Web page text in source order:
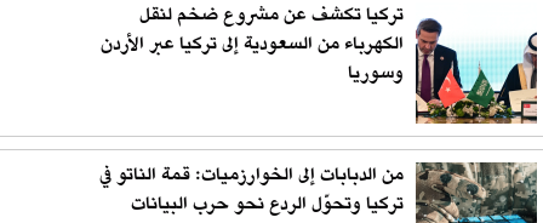
تركيا تكشف عن مشروع ضخم لنقل
الكهرباء من السعودية إلى تركيا عبر الأردن
وسوريا
من الدبابات إلى الخوارزميات: قمة الناتو في
تركيا وتحوّل الردع نحو حرب البيانات